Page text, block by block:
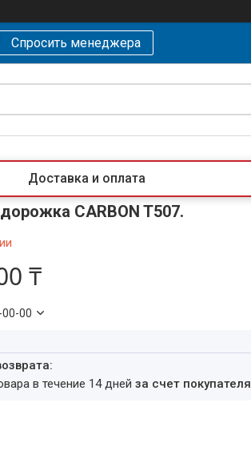
Спросить менеджера
Доставка и оплата
CARBON T507.
₸
00-00
в течение 14 днейза счет покупателя